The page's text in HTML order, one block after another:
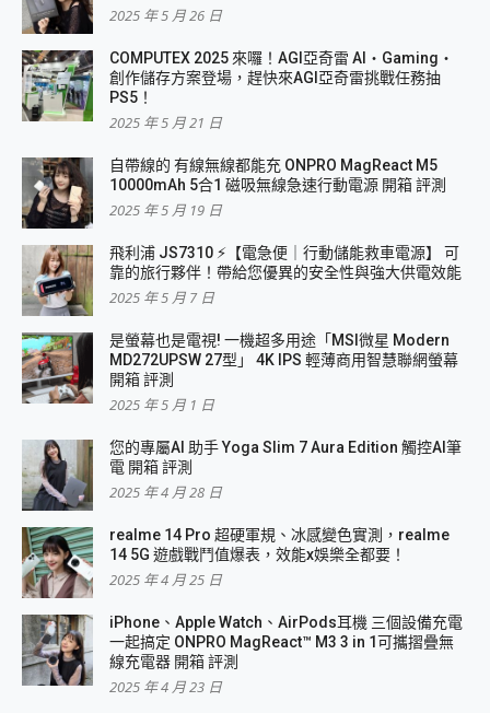
2025 年 5 月 26 日
COMPUTEX 2025 來囉！AGI亞奇雷 AI・Gaming・
創作儲存方案登場，趕快來AGI亞奇雷挑戰任務抽
PS5！
2025 年 5 月 21 日
自帶線的 有線無線都能充 ONPRO MagReact M5
10000mAh 5合1 磁吸無線急速行動電源 開箱 評測
2025 年 5 月 19 日
飛利浦 JS7310 ⚡【電急便｜行動儲能救車電源】 可
靠的旅行夥伴！帶給您優異的安全性與強大供電效能
2025 年 5 月 7 日
是螢幕也是電視! 一機超多用途「MSI微星 Modern
MD272UPSW 27型」 4K IPS 輕薄商用智慧聯網螢幕
開箱 評測
2025 年 5 月 1 日
您的專屬AI 助手 Yoga Slim 7 Aura Edition 觸控AI筆
電 開箱 評測
2025 年 4 月 28 日
realme 14 Pro 超硬軍規、冰感變色實測，realme
14 5G 遊戲戰鬥值爆表，效能x娛樂全都要！
2025 年 4 月 25 日
iPhone、Apple Watch、AirPods耳機 三個設備充電
一起搞定 ONPRO MagReact™ M3 3 in 1可攜摺疊無
線充電器 開箱 評測
2025 年 4 月 23 日